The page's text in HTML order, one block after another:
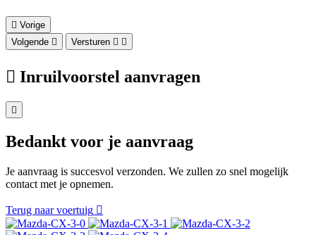
Vorige
Volgende
Versturen
Inruilvoorstel aanvragen
Bedankt voor je aanvraag
Je aanvraag is succesvol verzonden. We zullen zo snel mogelijk
contact met je opnemen.
Terug naar voertuig